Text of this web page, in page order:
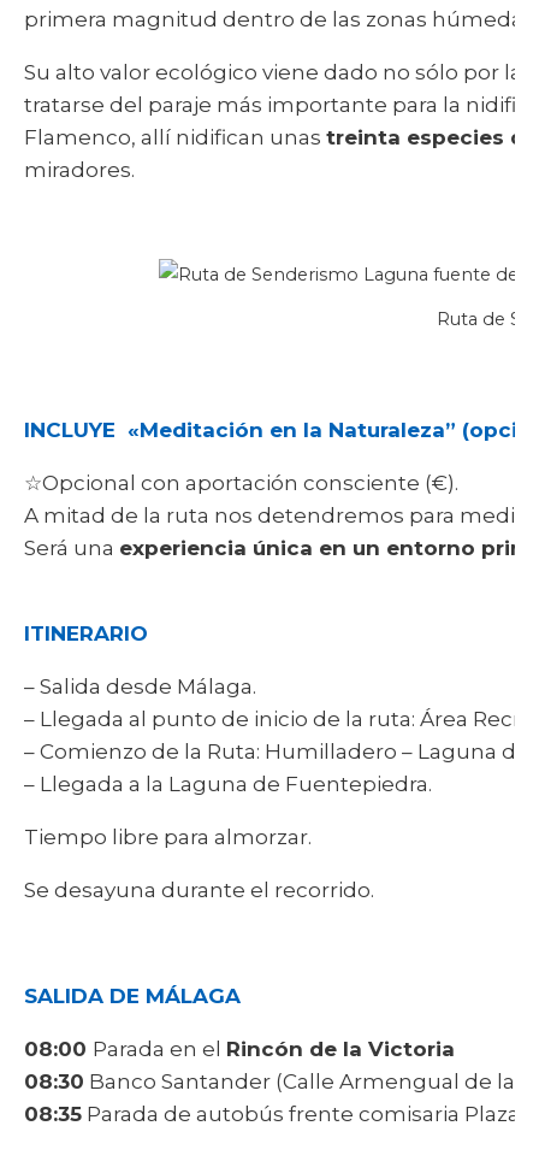
primera magnitud dentro de las zonas
Su alto valor ecológico viene dado no sólo por la
tratarse del paraje más importante para la
Flamenco, allí nidifican unas treinta especies
miradores.
Ruta de
INCLUYE «Meditación en la Naturaleza”
☆Opcional con aportación consciente (€).
A mitad de la ruta nos detendremos para
Será una experiencia única en un entorno
ITINERARIO
– Salida desde Málaga.
– Llegada al punto de inicio de la ruta: Área
– Comienzo de la Ruta: Humilladero – Laguna de
– Llegada a la Laguna de Fuentepiedra.
Tiempo libre para almorzar.
Se desayuna durante el recorrido.
SALIDA DE MÁLAGA
08:00 Parada en el Rincón de la Victoria
08:30 Banco Santander (Calle Armengual de la
08:35 Parada de autobús frente comisaria Plaza